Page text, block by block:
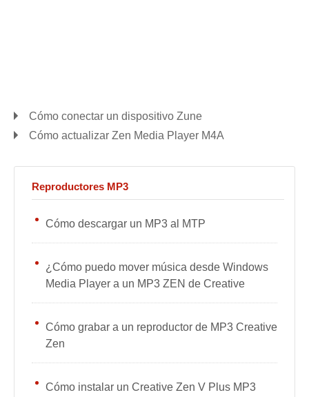
Cómo conectar un dispositivo Zune
Cómo actualizar Zen Media Player M4A
Reproductores MP3
Cómo descargar un MP3 al MTP
¿Cómo puedo mover música desde Windows
Media Player a un MP3 ZEN de Creative
Cómo grabar a un reproductor de MP3 Creative
Zen
Cómo instalar un Creative Zen V Plus MP3